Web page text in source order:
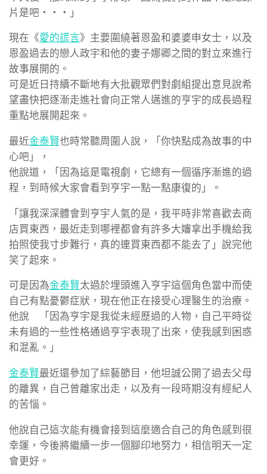
片是吧・・・」
現在《愛的謊言》主要圍繞著恩盈和婆婆申女士，以及
恩盈過去的戀人政宇和他的妻子娜卿之間的對立來進行
故事展開的。
可是近日持續不斷地有大批觀眾們對劇組提出意見說希
望盡快把逐漸走進社會向正常人邁進的亨宇的成長過程
重點地展開起來。
最近金泰賢也時常聽周圍人說，「你快點成為故事的中
心吧」，
他說道，「因為這是電視劇，它總有一個循序漸進的過
程，到時候大家會看到亨宇一點一點康復的」。
「讓我深深體會到亨宇人氣的是，我平時非常喜歡去商
店買東西，最近走到哪裡都會有許多大嬸拿出手機給我
拍照使我寸步難行，真的連買東西都不能去了」說完他
笑了起來。
可是因為金泰賢太過於埋頭進入亨宇這個角色當中而使
自己有點憂鬱症狀，現在他正在接受心理醫生的治療。
他說 「因為亨宇是我從未經歷過的人物，自己平時從
未有過的一些性格通過亨宇表現了出來，使我感到困惑
和混亂。」
金泰賢最近還參加了綜藝節目，他坦誠公開了過去父母
的離異，自己曾離家出走，以及有一段時期沒有經紀人
的苦惱。
他說自己這次能有機會接到這麼適合自己的角色感到很
幸運，今後將繼續一步一個腳印地努力，相信明天一定
會更好。